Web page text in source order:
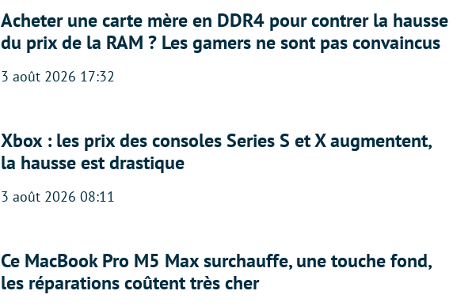
Acheter une carte mère en DDR4 pour contrer la hausse
du prix de la RAM ? Les gamers ne sont pas convaincus
3 août 2026 17:32
Xbox : les prix des consoles Series S et X augmentent,
la hausse est drastique
3 août 2026 08:11
Ce MacBook Pro M5 Max surchauffe, une touche fond,
les réparations coûtent très cher